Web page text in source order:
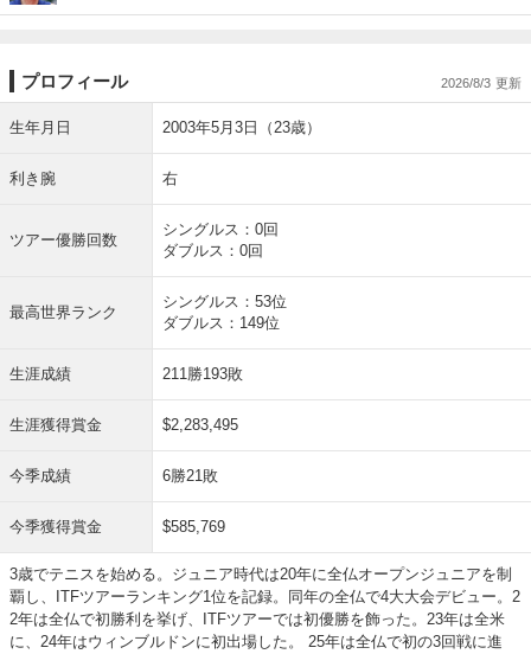
プロフィール 2026/8/3
生年月日 2003年5月3日（23歳）
利き腕 右
ツアー優勝回数
シングルス：0回
ダブルス：0回
最高世界ランク
シングルス：53位
ダブルス：149位
生涯成績 211勝193敗
生涯獲得賞金 $2,283,495
今季成績 6勝21敗
今季獲得賞金 $585,769
3歳でテニスを始める。ジュニア時代は20年に全仏オープンジュニアを制
覇し、ITFツアーランキング1位を記録。同年の全仏で4大大会デビュー。2
2年は全仏で初勝利を挙げ、ITFツアーでは初優勝を飾った。23年は全米
に、24年はウィンブルドンに初出場した。 25年は全仏で初の3回戦に進